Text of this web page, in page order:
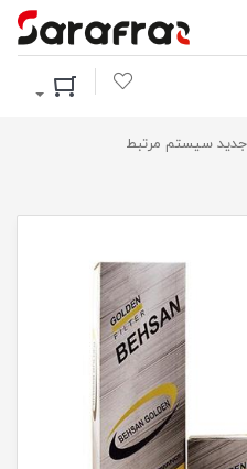
لیست مورد علاقه
سبد خرید